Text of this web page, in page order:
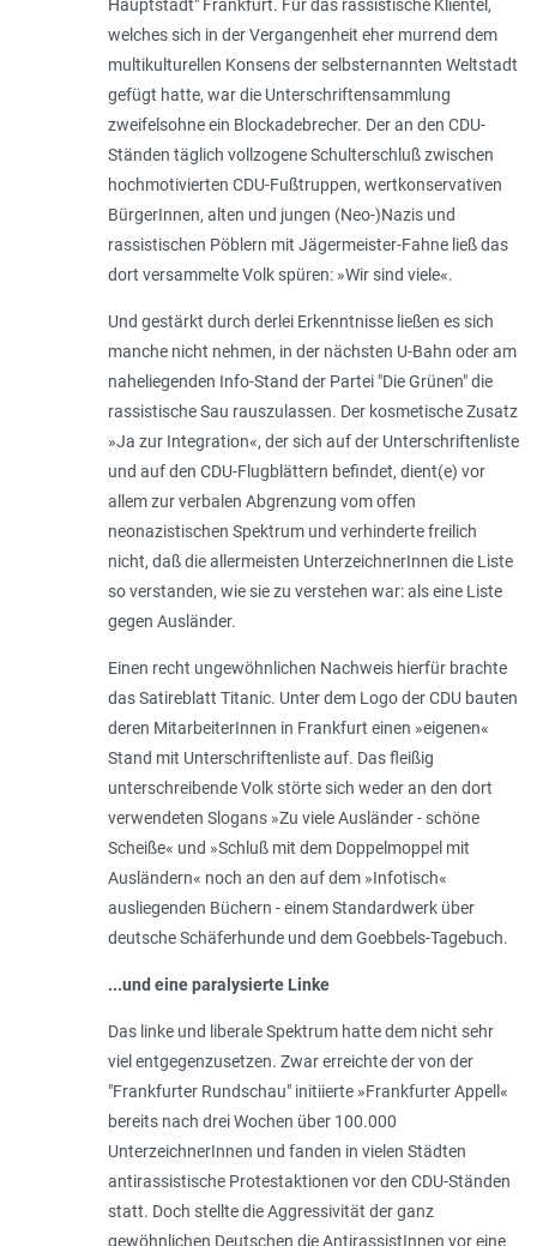
Hauptstadt" Frankfurt. Für das rassistische Klientel,
welches sich in der Vergangenheit eher murrend dem
multikulturellen Konsens der selbsternannten Weltstadt
gefügt hatte, war die Unterschriftensammlung
zweifelsohne ein Blockadebrecher. Der an den CDU-
Ständen täglich vollzogene Schulterschluß zwischen
hochmotivierten CDU-Fußtruppen, wertkonservativen
BürgerInnen, alten und jungen (Neo-)Nazis und
rassistischen Pöblern mit Jägermeister-Fahne ließ das
dort versammelte Volk spüren: »Wir sind viele«.
Und gestärkt durch derlei Erkenntnisse ließen es sich
manche nicht nehmen, in der nächsten U-Bahn oder am
naheliegenden Info-Stand der Partei "Die Grünen" die
rassistische Sau rauszulassen. Der kosmetische Zusatz
»Ja zur Integration«, der sich auf der Unterschriftenliste
und auf den CDU-Flugblättern befindet, dient(e) vor
allem zur verbalen Abgrenzung vom offen
neonazistischen Spektrum und verhinderte freilich
nicht, daß die allermeisten UnterzeichnerInnen die Liste
so verstanden, wie sie zu verstehen war: als eine Liste
gegen Ausländer.
Einen recht ungewöhnlichen Nachweis hierfür brachte
das Satireblatt Titanic. Unter dem Logo der CDU bauten
deren MitarbeiterInnen in Frankfurt einen »eigenen«
Stand mit Unterschriftenliste auf. Das fleißig
unterschreibende Volk störte sich weder an den dort
verwendeten Slogans »Zu viele Ausländer - schöne
Scheiße« und »Schluß mit dem Doppelmoppel mit
Ausländern« noch an den auf dem »Infotisch«
ausliegenden Büchern - einem Standardwerk über
deutsche Schäferhunde und dem Goebbels-Tagebuch.
...und eine paralysierte Linke
Das linke und liberale Spektrum hatte dem nicht sehr
viel entgegenzusetzen. Zwar erreichte der von der
"Frankfurter Rundschau" initiierte »Frankfurter Appell«
bereits nach drei Wochen über 100.000
UnterzeichnerInnen und fanden in vielen Städten
antirassistische Protestaktionen vor den CDU-Ständen
statt. Doch stellte die Aggressivität der ganz
gewöhnlichen Deutschen die AntirassistInnen vor eine